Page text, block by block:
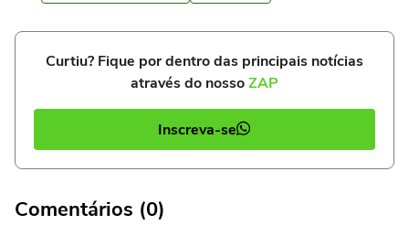
Curtiu? Fique por dentro das principais notícias
através do nossoZAP
Inscreva-se
Comentários (0)